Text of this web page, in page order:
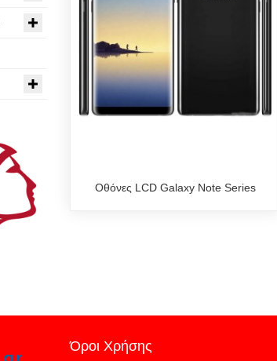
Οθόνες LCD Galaxy Note Series
Όροι Χρήσης